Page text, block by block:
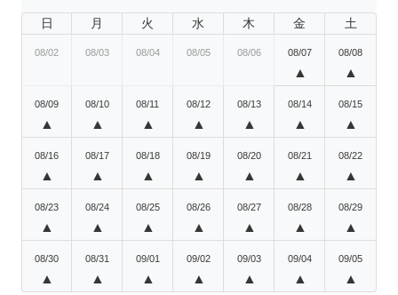
日 月 火 水 木 金 土
08/02 08/03 08/04 08/05 08/06 08/07
▲
08/08
▲
08/09
▲
08/10
▲
08/11
▲
08/12
▲
08/13
▲
08/14
▲
08/15
▲
08/16
▲
08/17
▲
08/18
▲
08/19
▲
08/20
▲
08/21
▲
08/22
▲
08/23
▲
08/24
▲
08/25
▲
08/26
▲
08/27
▲
08/28
▲
08/29
▲
08/30
▲
08/31
▲
09/01
▲
09/02
▲
09/03
▲
09/04
▲
09/05
▲